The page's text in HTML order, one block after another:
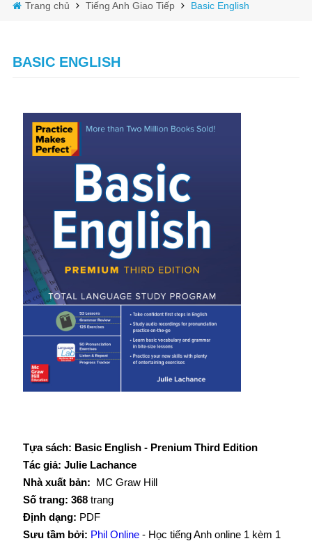
Trang chủ Tiếng Anh Giao Tiếp Basic English
BASIC ENGLISH
Tựa sách: Basic English - Prenium Third Edition
Tác giả: Julie Lachance
Nhà xuất bản: MC Graw Hill
Số trang: 368 trang
Định dạng: PDF
Sưu tầm bởi: Phil Online - Học tiếng Anh online 1 kèm 1